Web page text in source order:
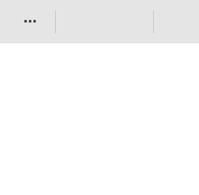
•••